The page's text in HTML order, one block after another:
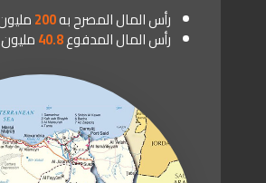
رأس المال المصرح به200
رأس المال المدفوع40.8